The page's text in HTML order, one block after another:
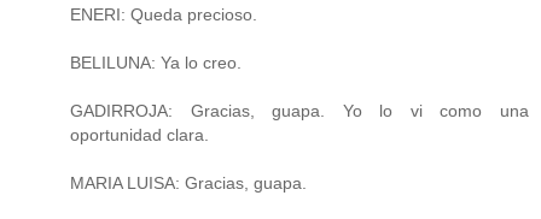
ENERI: Queda precioso.
BELILUNA: Ya lo creo.
GADIRROJA: Gracias, guapa. Yo lo vi como una
oportunidad clara.
MARIA LUISA: Gracias, guapa.